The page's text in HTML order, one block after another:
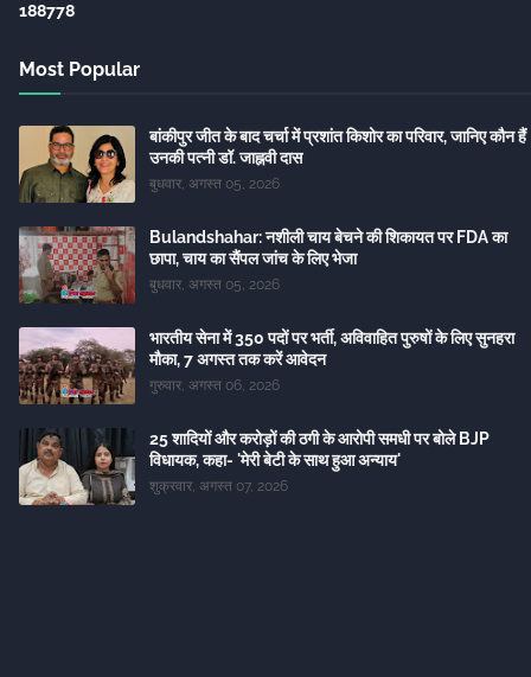
188778
Most Popular
बांकीपुर जीत के बाद चर्चा में प्रशांत किशोर का परिवार, जानिए कौन हैं
उनकी पत्नी डॉ. जाह्नवी दास
बुधवार, अगस्त 05, 2026
Bulandshahar: नशीली चाय बेचने की शिकायत पर FDA का
छापा, चाय का सैंपल जांच के लिए भेजा
बुधवार, अगस्त 05, 2026
भारतीय सेना में 350 पदों पर भर्ती, अविवाहित पुरुषों के लिए सुनहरा
मौका, 7 अगस्त तक करें आवेदन
गुरुवार, अगस्त 06, 2026
25 शादियों और करोड़ों की ठगी के आरोपी समधी पर बोले BJP
विधायक, कहा- 'मेरी बेटी के साथ हुआ अन्याय'
शुक्रवार, अगस्त 07, 2026